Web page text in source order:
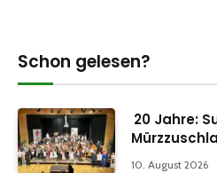
Schon gelesen?
20 Jahre:
10. August 2026